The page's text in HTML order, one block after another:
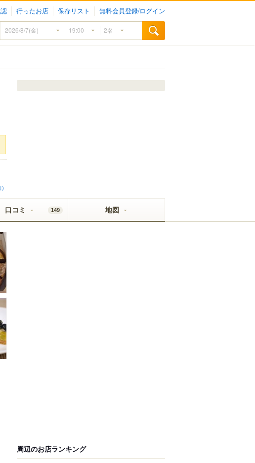
行ったお店 保存リスト 無料会員登録/ログイン
口コミ 149 地図
周辺のお店ランキング